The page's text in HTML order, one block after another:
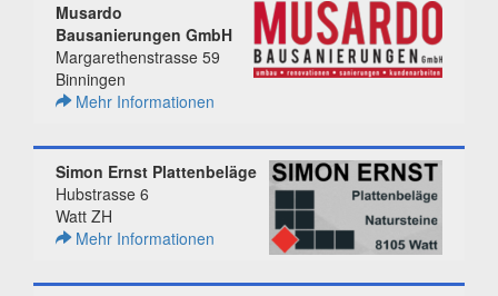
Musardo
Bausanierungen GmbH
Margarethenstrasse 59
Binningen
Mehr Informationen
Simon Ernst Plattenbeläge
Hubstrasse 6
Watt ZH
Mehr Informationen